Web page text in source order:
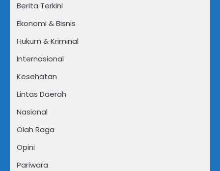
Berita Terkini
Ekonomi & Bisnis
Hukum & Kriminal
Internasional
Kesehatan
Lintas Daerah
Nasional
Olah Raga
Opini
Pariwara